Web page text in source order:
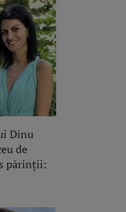
Dinu
de
părinții: